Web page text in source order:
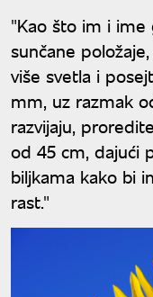
"Kao što im i ime
sunčane
više svetla i
mm, uz razmak
razvijaju,
od 45 cm, dajući
biljkama kako bi
rast."